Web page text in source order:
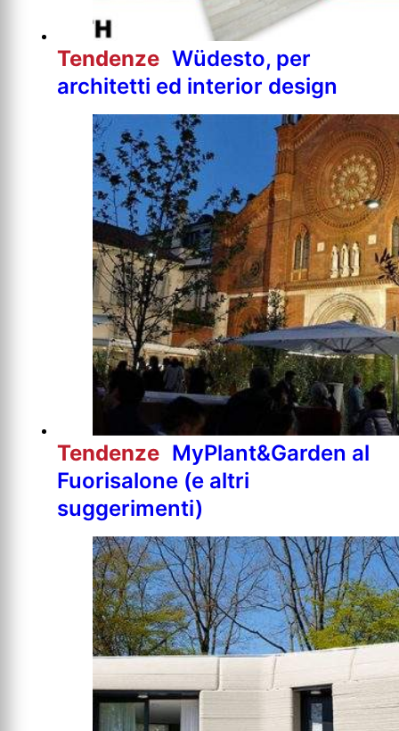
Tendenze Wüdesto, per
architetti ed interior design
Tendenze MyPlant&Garden al
Fuorisalone (e altri
suggerimenti)